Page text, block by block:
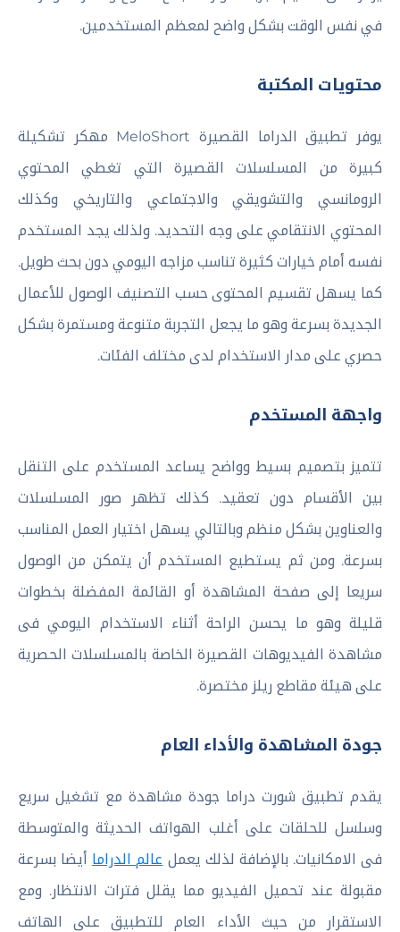
في نفس الوقت بشكل واضح لمعظم المستخدمين.
محتويات المكتبة
يوفر تطبيق الدراما القصيرة MeloShort مهكر تشكيلة
كبيرة من المسلسلات القصيرة التي تغطي المحتوي
الرومانسي والتشويقي والاجتماعي والتاريخي وكذلك
المحتوي الانتقامي على وجه التحديد. ولذلك يجد المستخدم
نفسه أمام خيارات كثيرة تناسب مزاجه اليومي دون بحث طويل.
كما يسهل تقسيم المحتوى حسب التصنيف الوصول للأعمال
الجديدة بسرعة وهو ما يجعل التجربة متنوعة ومستمرة بشكل
حصري على مدار الاستخدام لدى مختلف الفئات.
واجهة المستخدم
تتميز بتصميم بسيط وواضح يساعد المستخدم على التنقل
بين الأقسام دون تعقيد. كذلك تظهر صور المسلسلات
والعناوين بشكل منظم وبالتالي يسهل اختيار العمل المناسب
بسرعة. ومن ثم يستطيع المستخدم أن يتمكن من الوصول
سريعا إلى صفحة المشاهدة أو القائمة المفضلة بخطوات
قليلة وهو ما يحسن الراحة أثناء الاستخدام اليومي فى
مشاهدة الفيديوهات القصيرة الخاصة بالمسلسلات الحصرية
على هيئة مقاطع ريلز مختصرة.
جودة المشاهدة والأداء العام
يقدم تطبيق شورت دراما جودة مشاهدة مع تشغيل سريع
وسلسل للحلقات على أغلب الهواتف الحديثة والمتوسطة
فى الامكانيات. بالإضافة لذلك يعمل عالم الدراما أيضا بسرعة
مقبولة عند تحميل الفيديو مما يقلل فترات الانتظار. ومع
الاستقرار من حيث الأداء العام للتطبيق على الهاتف